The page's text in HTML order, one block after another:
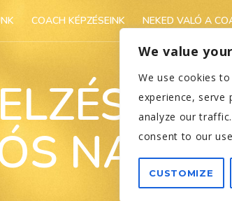
We value
We use cookies
experience, serve
analyze our
consent to our
CUSTOMIZE
COACH KÉPZÉSEINK NEKED VALÓ A